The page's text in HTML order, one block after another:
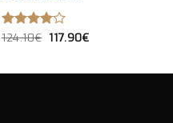
NOTE
124.10€ LE
124.10€.
117.90€LE
117.90€.